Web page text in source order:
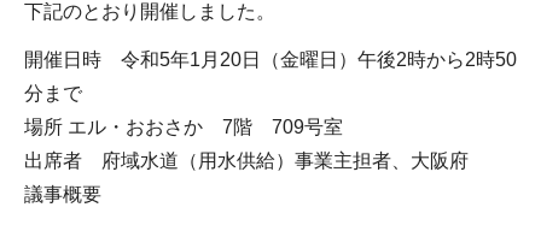
下記のとおり開催しました。
開催日時 令和5年1月20日（金曜日）午後2時から2時50
分まで
場所 エル・おおさか 7階 709号室
出席者 府域水道（用水供給）事業主担者、大阪府
議事概要